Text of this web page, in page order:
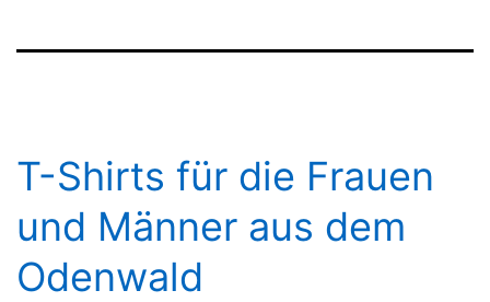
T-Shirts für die Frauen
und Männer aus dem
Odenwald